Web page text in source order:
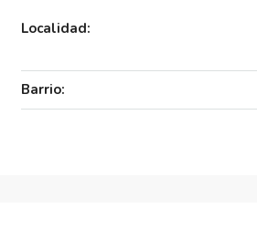
Localidad:
Barrio: